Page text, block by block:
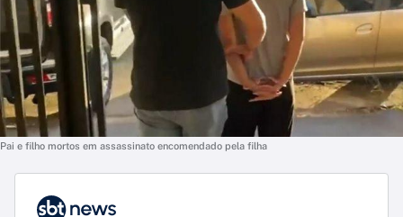
Pai e filho mortos em assassinato encomendado pela filha